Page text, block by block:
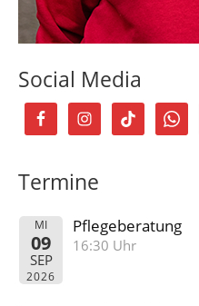
Social Media
Termine
MI
09
SEP
2026
Pflegeberatung
16:30 Uhr